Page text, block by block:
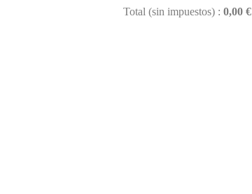
Total (sin impuestos) : 0,00 €